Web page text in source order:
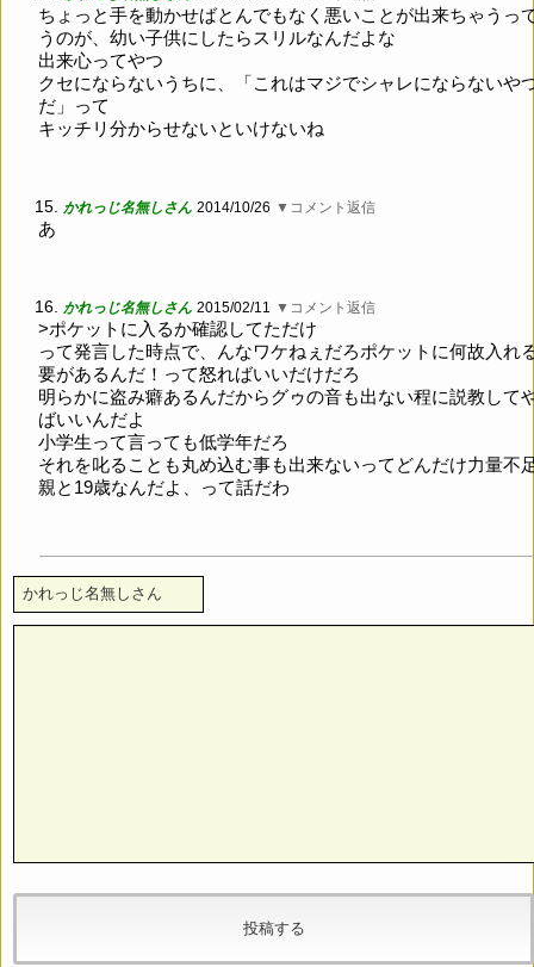
ちょっと手を動かせばとんでもなく悪いことが出来ちゃうっ
うのが、幼い子供にしたらスリルなんだよな
出来心ってやつ
クセにならないうちに、「これはマジでシャレにならないや
だ」って
キッチリ分からせないといけないね
15. かれっじ名無しさん 2014/10/26 ▼コメント返信
あ
16. かれっじ名無しさん 2015/02/11 ▼コメント返信
>ポケットに入るか確認してただけ
って発言した時点で、んなワケねぇだろポケットに何故入れ
要があるんだ！って怒ればいいだけだろ
明らかに盗み癖あるんだからグゥの音も出ない程に説教して
ばいいんだよ
小学生って言っても低学年だろ
それを叱ることも丸め込む事も出来ないってどんだけ力量不
親と19歳なんだよ、って話だわ